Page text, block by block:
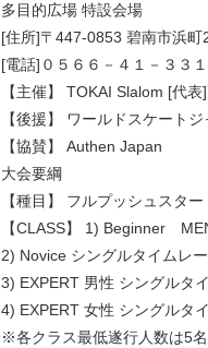
多目的広場 特設会場
[住所]〒447-0853 碧南市浜町
[電話]０５６６－４１－３３
【主催】 TOKAI Slalom [
【後援】 ワールドスケート
【協賛】 Authen Japan
大会要綱
【種目】 フルプッシュスタ
【CLASS】 1) Beginner
2) Novice シングルタイムレ
3) EXPERT 男性 シングルタ
4) EXPERT ⼥性 シングルタ
※各クラス最低遂⾏⼈数は5名